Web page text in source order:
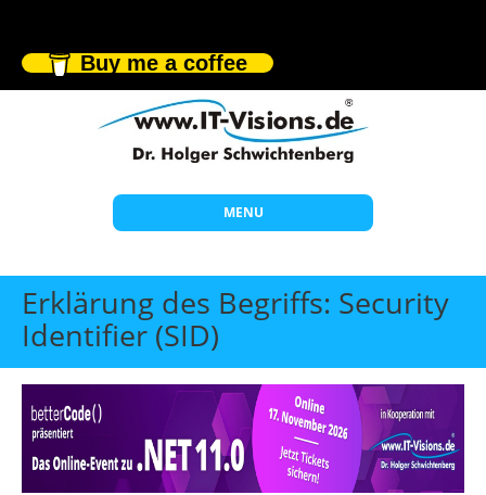
Buy me a coffee
MENU
Start
Themen
Beratung
Individuelle Schulungen
Offene Seminare
Wissen
Erklärung des Begriffs: Security
Identifier (SID)